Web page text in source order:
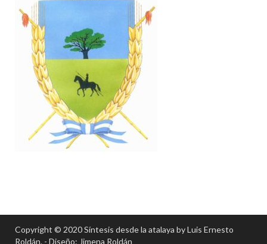
Copyright © 2020 Síntesis desde la atalaya by Luis Ernesto
Roldán. - Diseño: Jimena Roldán